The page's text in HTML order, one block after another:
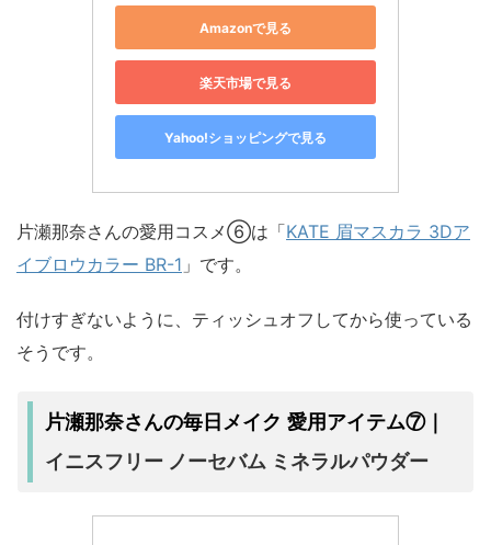
Amazonで見る
楽天市場で見る
Yahoo!ショッピングで見る
片瀬那奈さんの愛用コスメ⑥は「KATE 眉マスカラ 3Dア
イブロウカラー BR-1 」です。
付けすぎないように、ティッシュオフしてから使っている
そうです。
片瀬那奈さんの毎日メイク 愛用アイテム⑦｜
イニスフリー ノーセバム ミネラルパウダー